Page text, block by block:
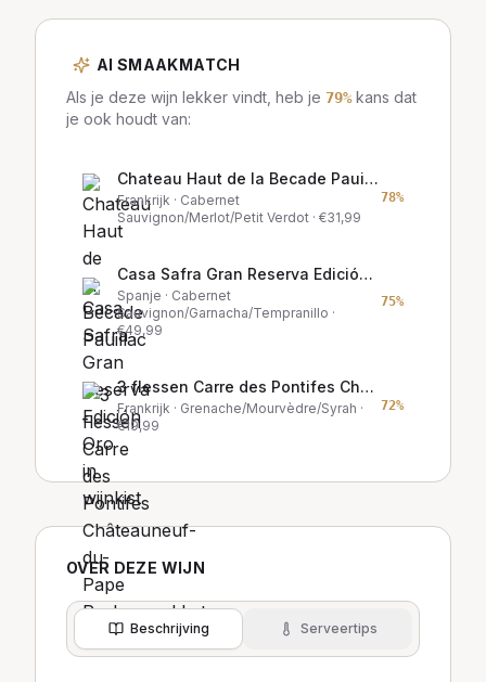
AI SMAAKMATCH
Als je deze wijn lekker vindt, heb je 79%kans dat
je ook houdt van:
Chateau Haut de la Becade Pauillac
Frankrijk · Cabernet
Sauvignon/Merlot/Petit Verdot · €31,99
78%
Casa Safra Gran Reserva Edición Oro in wijnkist
Spanje · Cabernet
Sauvignon/Garnacha/Tempranillo ·
€49,99
75%
3 flessen Carre des Pontifes Châteauneuf-du-Pape Probeerpakket
Frankrijk · Grenache/Mourvèdre/Syrah ·
€19,99
72%
OVER DEZE WIJN
Beschrijving Serveertips